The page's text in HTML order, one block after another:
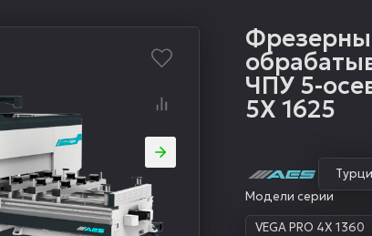
ЧПУ 5-
5X 1625
Модели серии
VEGA PRO 4X 1360